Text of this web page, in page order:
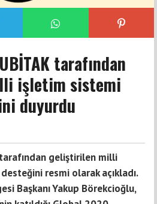
tarafından
işletim sistemi
duyurdu
geliştirilen milli
resmi olarak açıkladı.
Başkanı Yakup Börekcioğlu,